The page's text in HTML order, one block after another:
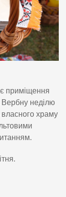
приміщення
Вербну неділю
власного храму